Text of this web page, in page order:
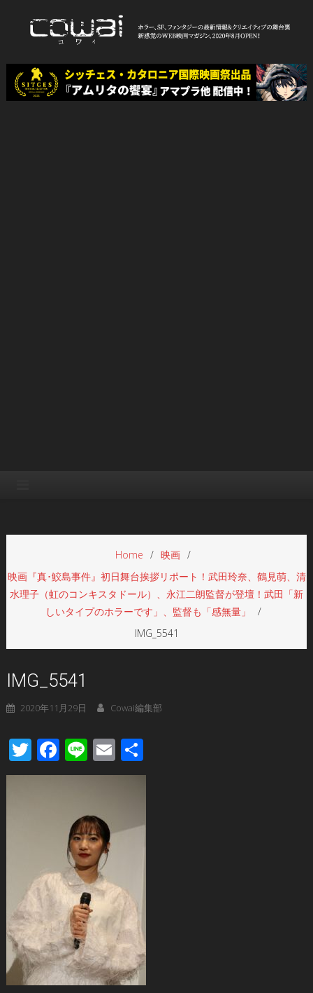
WEB映画マガジン「cowai コ
ワイ」
Home
映画
映画『真･鮫島事件』初日舞台挨拶リポート！武田玲奈、鶴見萌、清
水理子（虹のコンキスタドール）、永江二朗監督が登壇！武田「新
しいタイプのホラーです」、監督も「感無量」
IMG_5541
IMG_5541
2020年11月29日 Cowai編集部
Twitter
Facebook
LineEmail
有